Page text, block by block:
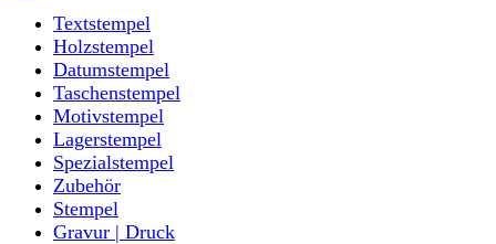
Textstempel
Holzstempel
Datumstempel
Taschenstempel
Motivstempel
Lagerstempel
Spezialstempel
Zubehör
Stempel
Gravur | Druck